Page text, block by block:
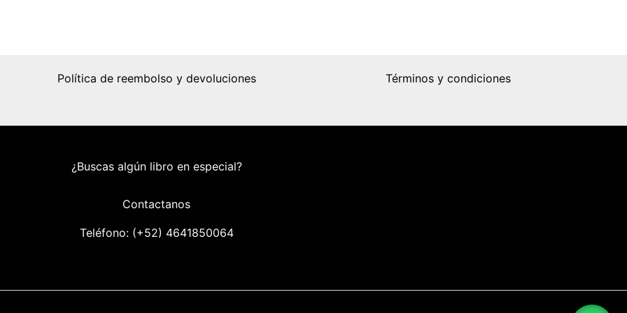
Política de reembolso y devoluciones Términos y condiciones
¿Buscas algún libro en especial?
Contactanos
Teléfono: (+52) 4641850064